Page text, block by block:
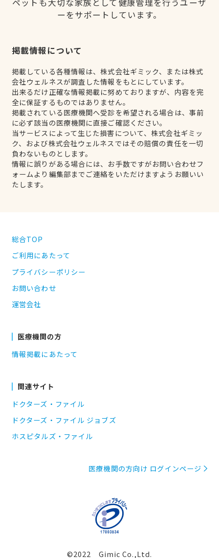
ーをサポートしています。
掲載情報について
掲載している各種情報は、株式会社ギミック、または株式
会社ウェルネスが調査した情報をもとにしています。
出来るだけ正確な情報掲載に努めておりますが、内容を完
全に保証するものではありません。
掲載されている医療機関へ受診を希望される場合は、事前
に必ず該当の医療機関に直接ご確認ください。
当サービスによって生じた損害について、株式会社ギミッ
ク、および株式会社ウェルネスではその賠償の責任を一切
負わないものとします。
情報に誤りがある場合には、お手数ですがお問い合わせフ
ォームより編集部までご連絡をいただけますようお願いい
たします。
総合TOP
ご利用にあたって
プライバシーポリシー
お問い合わせ
運営会社
医療機関の方
情報掲載にあたって
関連サイト
ドクターズ・ファイル
ドクターズ・ファイル ジョブズ
ホスピタルズ・ファイル
医療機関の方向け ログインページ
©2022 Gimic Co.,Ltd.